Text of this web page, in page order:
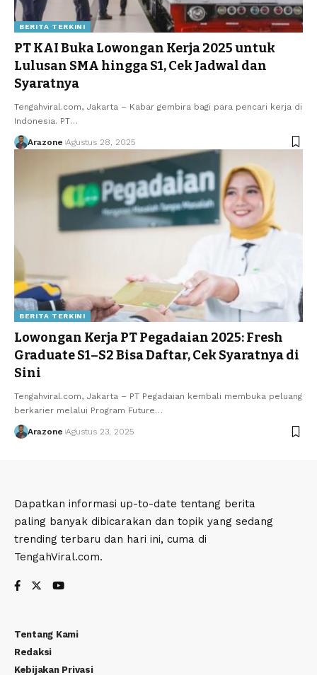
BERITA TERKINI
PT KAI Buka Lowongan Kerja 2025 untuk
Lulusan SMA hingga S1, Cek Jadwal dan
Syaratnya
Tengahviral.com, Jakarta – Kabar gembira bagi para pencari kerja di
Indonesia. PT…
Arazone Agustus 28, 2025
BERITA TERKINI
Lowongan Kerja PT Pegadaian 2025: Fresh
Graduate S1–S2 Bisa Daftar, Cek Syaratnya di
Sini
Tengahviral.com, Jakarta – PT Pegadaian kembali membuka peluang
berkarier melalui Program Future…
Arazone Agustus 23, 2025
Dapatkan informasi up-to-date tentang berita
paling banyak dibicarakan dan topik yang sedang
trending terbaru dan hari ini, cuma di
TengahViral.com.
Tentang Kami
Redaksi
Kebijakan Privasi